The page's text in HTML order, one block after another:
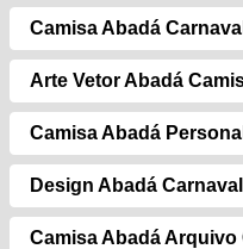
Camisa Abadá
Arte Vetor Abadá
Camisa Abadá
Design Abadá Carnaval
Camisa Abadá Arquivo